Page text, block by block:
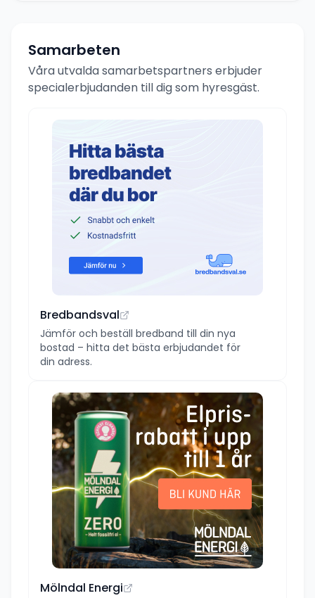
Samarbeten
Våra utvalda samarbetspartners erbjuder
specialerbjudanden till dig som hyresgäst.
Bredbandsval
Jämför och beställ bredband till din nya
bostad – hitta det bästa erbjudandet för
din adress.
Mölndal Energi